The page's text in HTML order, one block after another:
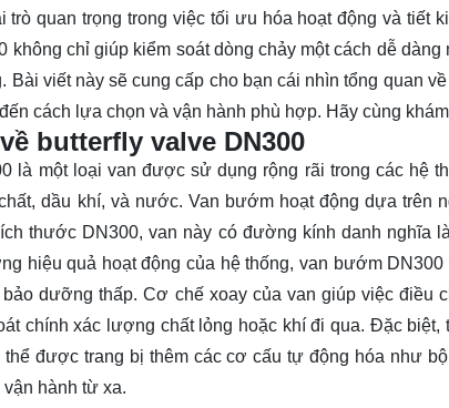
trò quan trọng trong việc tối ưu hóa hoạt động và tiết
không chỉ giúp kiểm soát dòng chảy một cách dễ
Bài viết này sẽ cung cấp cho bạn cái nhìn tổng quan
cách lựa chọn và vận hành phù hợp. Hãy cùng
butterfly valve DN300
là một loại van được sử dụng rộng rãi trong các hệ
dầu khí, và nước. Van bướm hoạt động dựa trên
thước DN300, van này có đường kính danh nghĩa
hiệu quả hoạt động của hệ thống, van bướm
dưỡng thấp. Cơ chế xoay của van giúp việc điều
chính xác lượng chất lỏng hoặc khí đi qua. Đặc
được trang bị thêm các cơ cấu tự động hóa như
hành từ xa.